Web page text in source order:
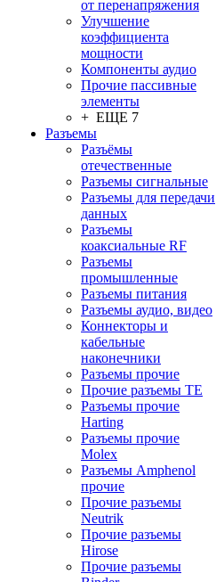
от перенапряжения
Улучшение
коэффициента
мощности
Компоненты аудио
Прочие пассивные
элементы
+ ЕЩЕ 7
Разъeмы
Разъёмы
отечественные
Разъeмы сигнальные
Разъeмы для передачи
данных
Разъeмы
коаксиальные RF
Разъeмы
промышленные
Разъeмы питания
Разъeмы аудио, видео
Коннекторы и
кабельные
наконечники
Разъeмы прочие
Прочие разъемы TE
Разъемы прочие
Harting
Разъемы прочие
Molex
Разъемы Amphenol
прочие
Прочие разъемы
Neutrik
Прочие разъемы
Hirose
Прочие разъемы